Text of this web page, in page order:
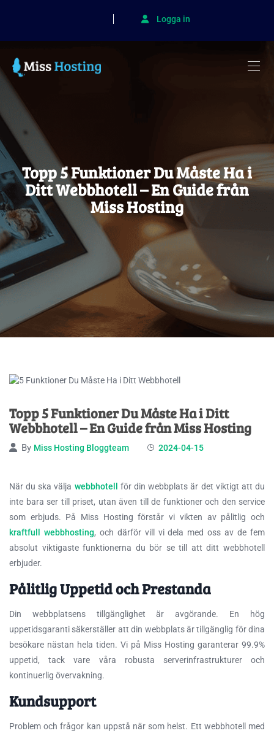
Logga in
Topp 5 Funktioner Du Måste Ha i
Ditt Webbhotell – En Guide från
Miss Hosting
Topp 5 Funktioner Du Måste Ha i Ditt
Webbhotell – En Guide från Miss Hosting
By Miss Hosting Bloggteam 2024-04-15
När du ska välja webbhotell
för din webbplats är det viktigt att du
inte bara ser till priset, utan även till de funktioner och den service
som erbjuds. På Miss Hosting förstår vi vikten av pålitlig och
kraftfull webbhosting, och därför vill vi dela med oss av de fem
absolut viktigaste funktionerna du bör se till att ditt webbhotell
erbjuder.
Pålitlig Uppetid och Prestanda
Din webbplatsens tillgänglighet är avgörande. En hög
uppetidsgaranti säkerställer att din webbplats är tillgänglig för dina
besökare nästan hela tiden. Vi på Miss Hosting garanterar 99.9%
uppetid, tack vare våra robusta serverinfrastrukturer och
kontinuerlig övervakning.
Kundsupport
Problem och frågor kan uppstå när som helst. Ett webbhotell med